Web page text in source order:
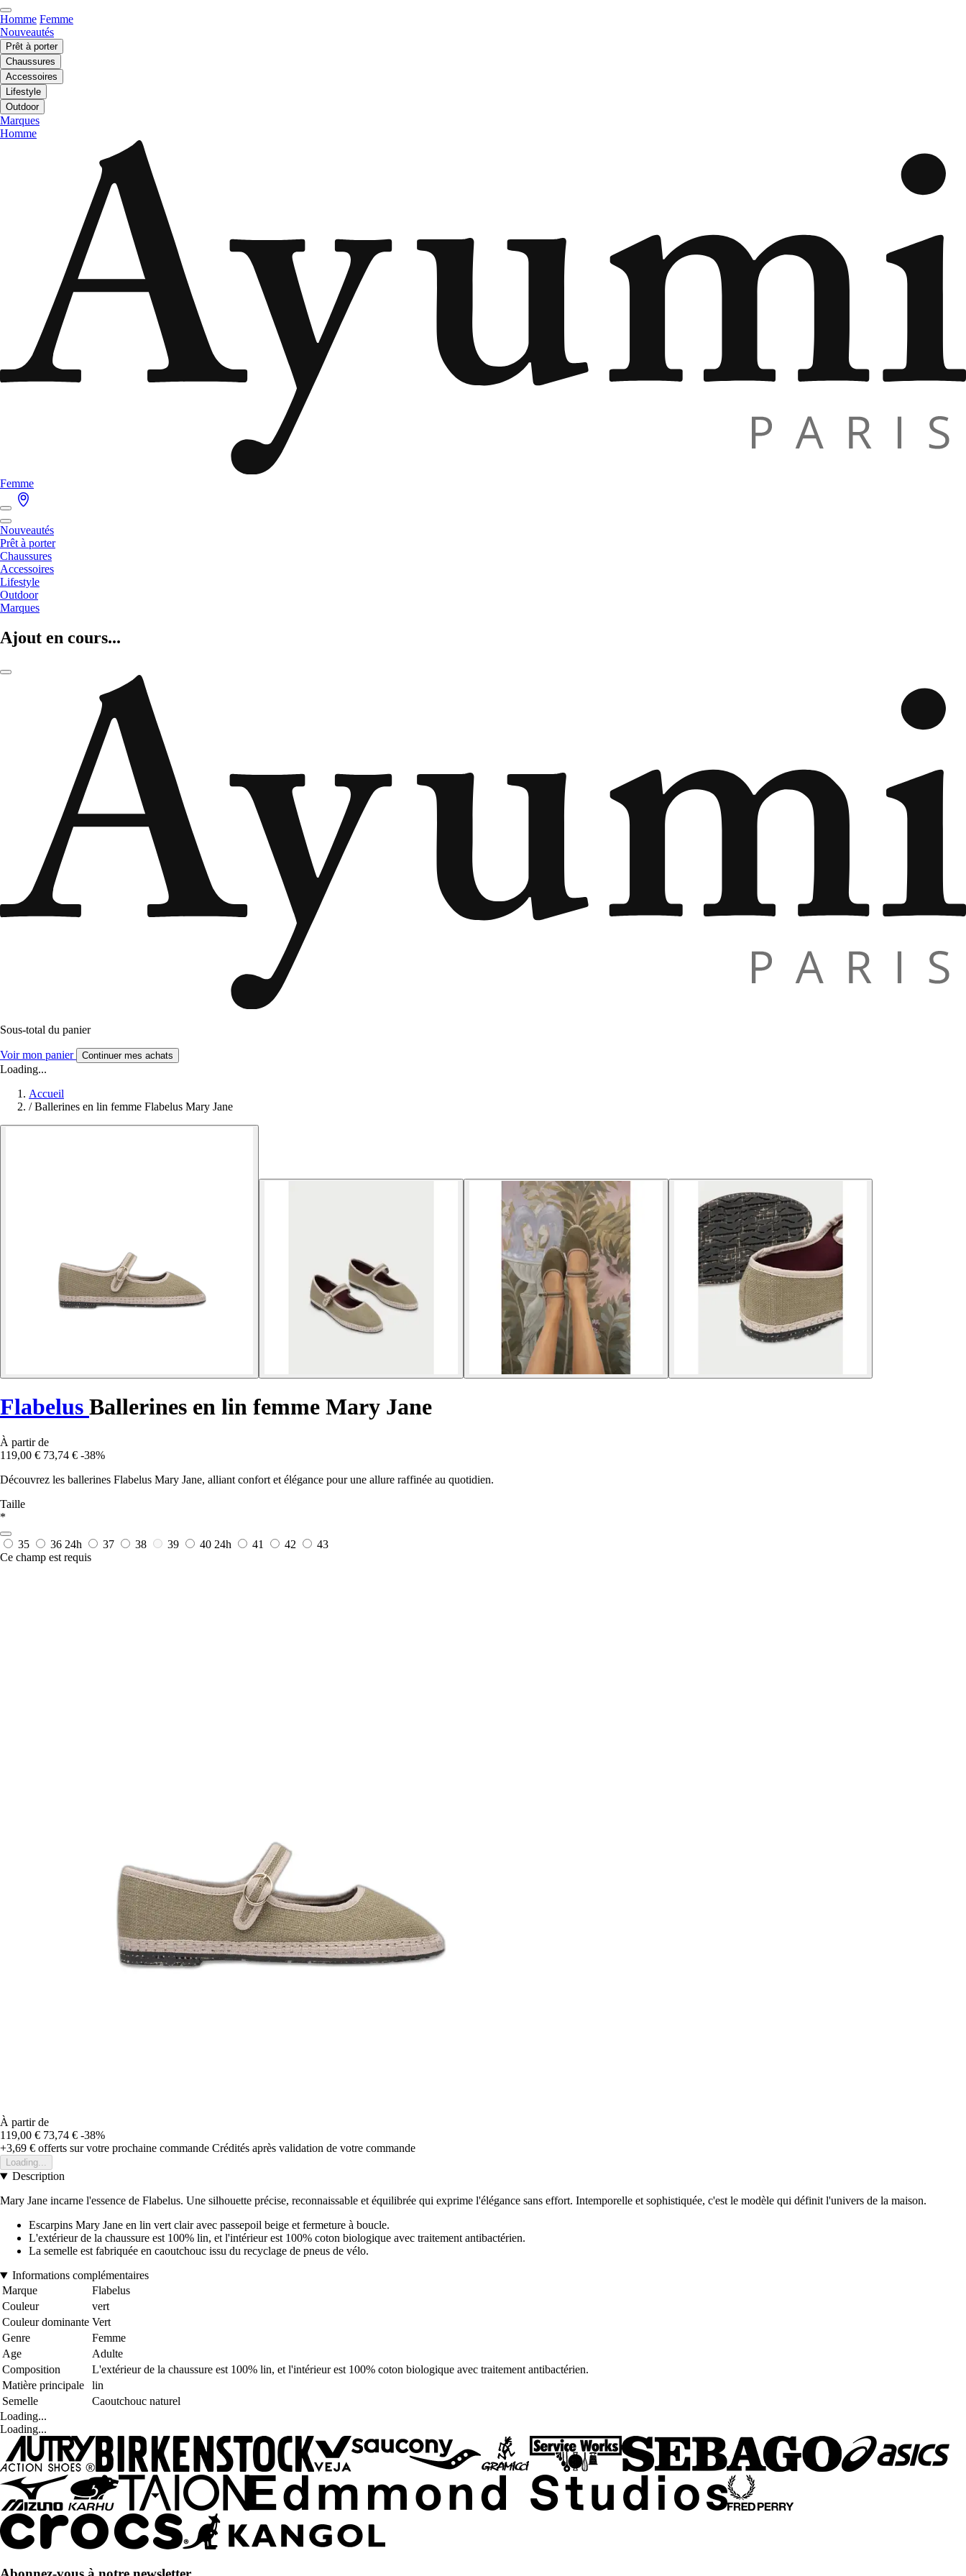
Homme Femme
Nouveautés
Prêt à porter
Chaussures
Accessoires
Lifestyle
Outdoor
Marques
Homme
Femme
Nouveautés
Prêt à porter
Chaussures
Accessoires
Lifestyle
Outdoor
Marques
Ajout en cours...
Sous-total du panier
Voir mon panier Continuer mes achats
Loading...
Accueil
/ Ballerines en lin femme Flabelus Mary Jane
Flabelus Ballerines en lin femme Mary Jane
À partir de
119,00 € 73,74 € -38%
Découvrez les ballerines Flabelus Mary Jane, alliant confort et élégance pour une allure raffinée au quotidien.
Taille
*
35 36 24h 37 38 39 40 24h 41 42
43
Ce champ est requis
À partir de
119,00 € 73,74 € -38%
+3,69 € offerts sur votre prochaine commande Crédités après validation de votre commande
Loading...
Description
Mary Jane incarne l'essence de Flabelus. Une silhouette précise, reconnaissable et équilibrée qui exprime l'élégance sans effort. Intemporelle et sophistiquée, c'est le modèle qui définit l'univers de la maison.
Escarpins Mary Jane en lin vert clair avec passepoil beige et fermeture à boucle.
L'extérieur de la chaussure est 100% lin, et l'intérieur est 100% coton biologique avec traitement antibactérien.
La semelle est fabriquée en caoutchouc issu du recyclage de pneus de vélo.
Informations complémentaires
Marque
Flabelus
Couleur
vert
Couleur dominante Vert
Genre
Femme
Age
Adulte
Composition
L'extérieur de la chaussure est 100% lin, et l'intérieur est 100% coton biologique avec traitement antibactérien.
Matière principale
lin
Semelle
Caoutchouc naturel
Loading...
Loading...